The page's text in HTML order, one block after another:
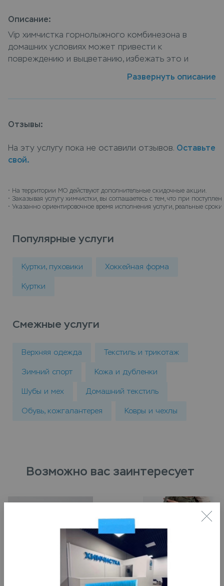
Описание:
Vip химчистка горнолыжного комбинезона в
домашних условиях может привести к
повреждению и выцветанию, избежать это и
профессиональным уходом можно
материала изделия в соответствии со всеми
горнолыжный комбинезон в химчистку можно в
пунктах приема Leda, или закажите химчистку с
Развернуть описание
Отзывы:
На эту услугу пока не оставили отзывов. Оставьте
свой.
• На территории МО действуют дополнительные скидочные акции.
• Заказывая услугу химчистки, вы соглашаетесь с тем, что при
• Указанно ориентировочное время исполнения услуги, реальные сроки
Популярные услуги
Куртки, пуховики Хоккейная форма
Куртки
Смежные услуги
Верхняя одежда Текстиль и трикотаж
Зимний спорт Кожа и дубленки
Шубы и мех Домашний текстиль
Обувь, кожгалантерея Ковры и чехлы
Возможно вас заинтересует